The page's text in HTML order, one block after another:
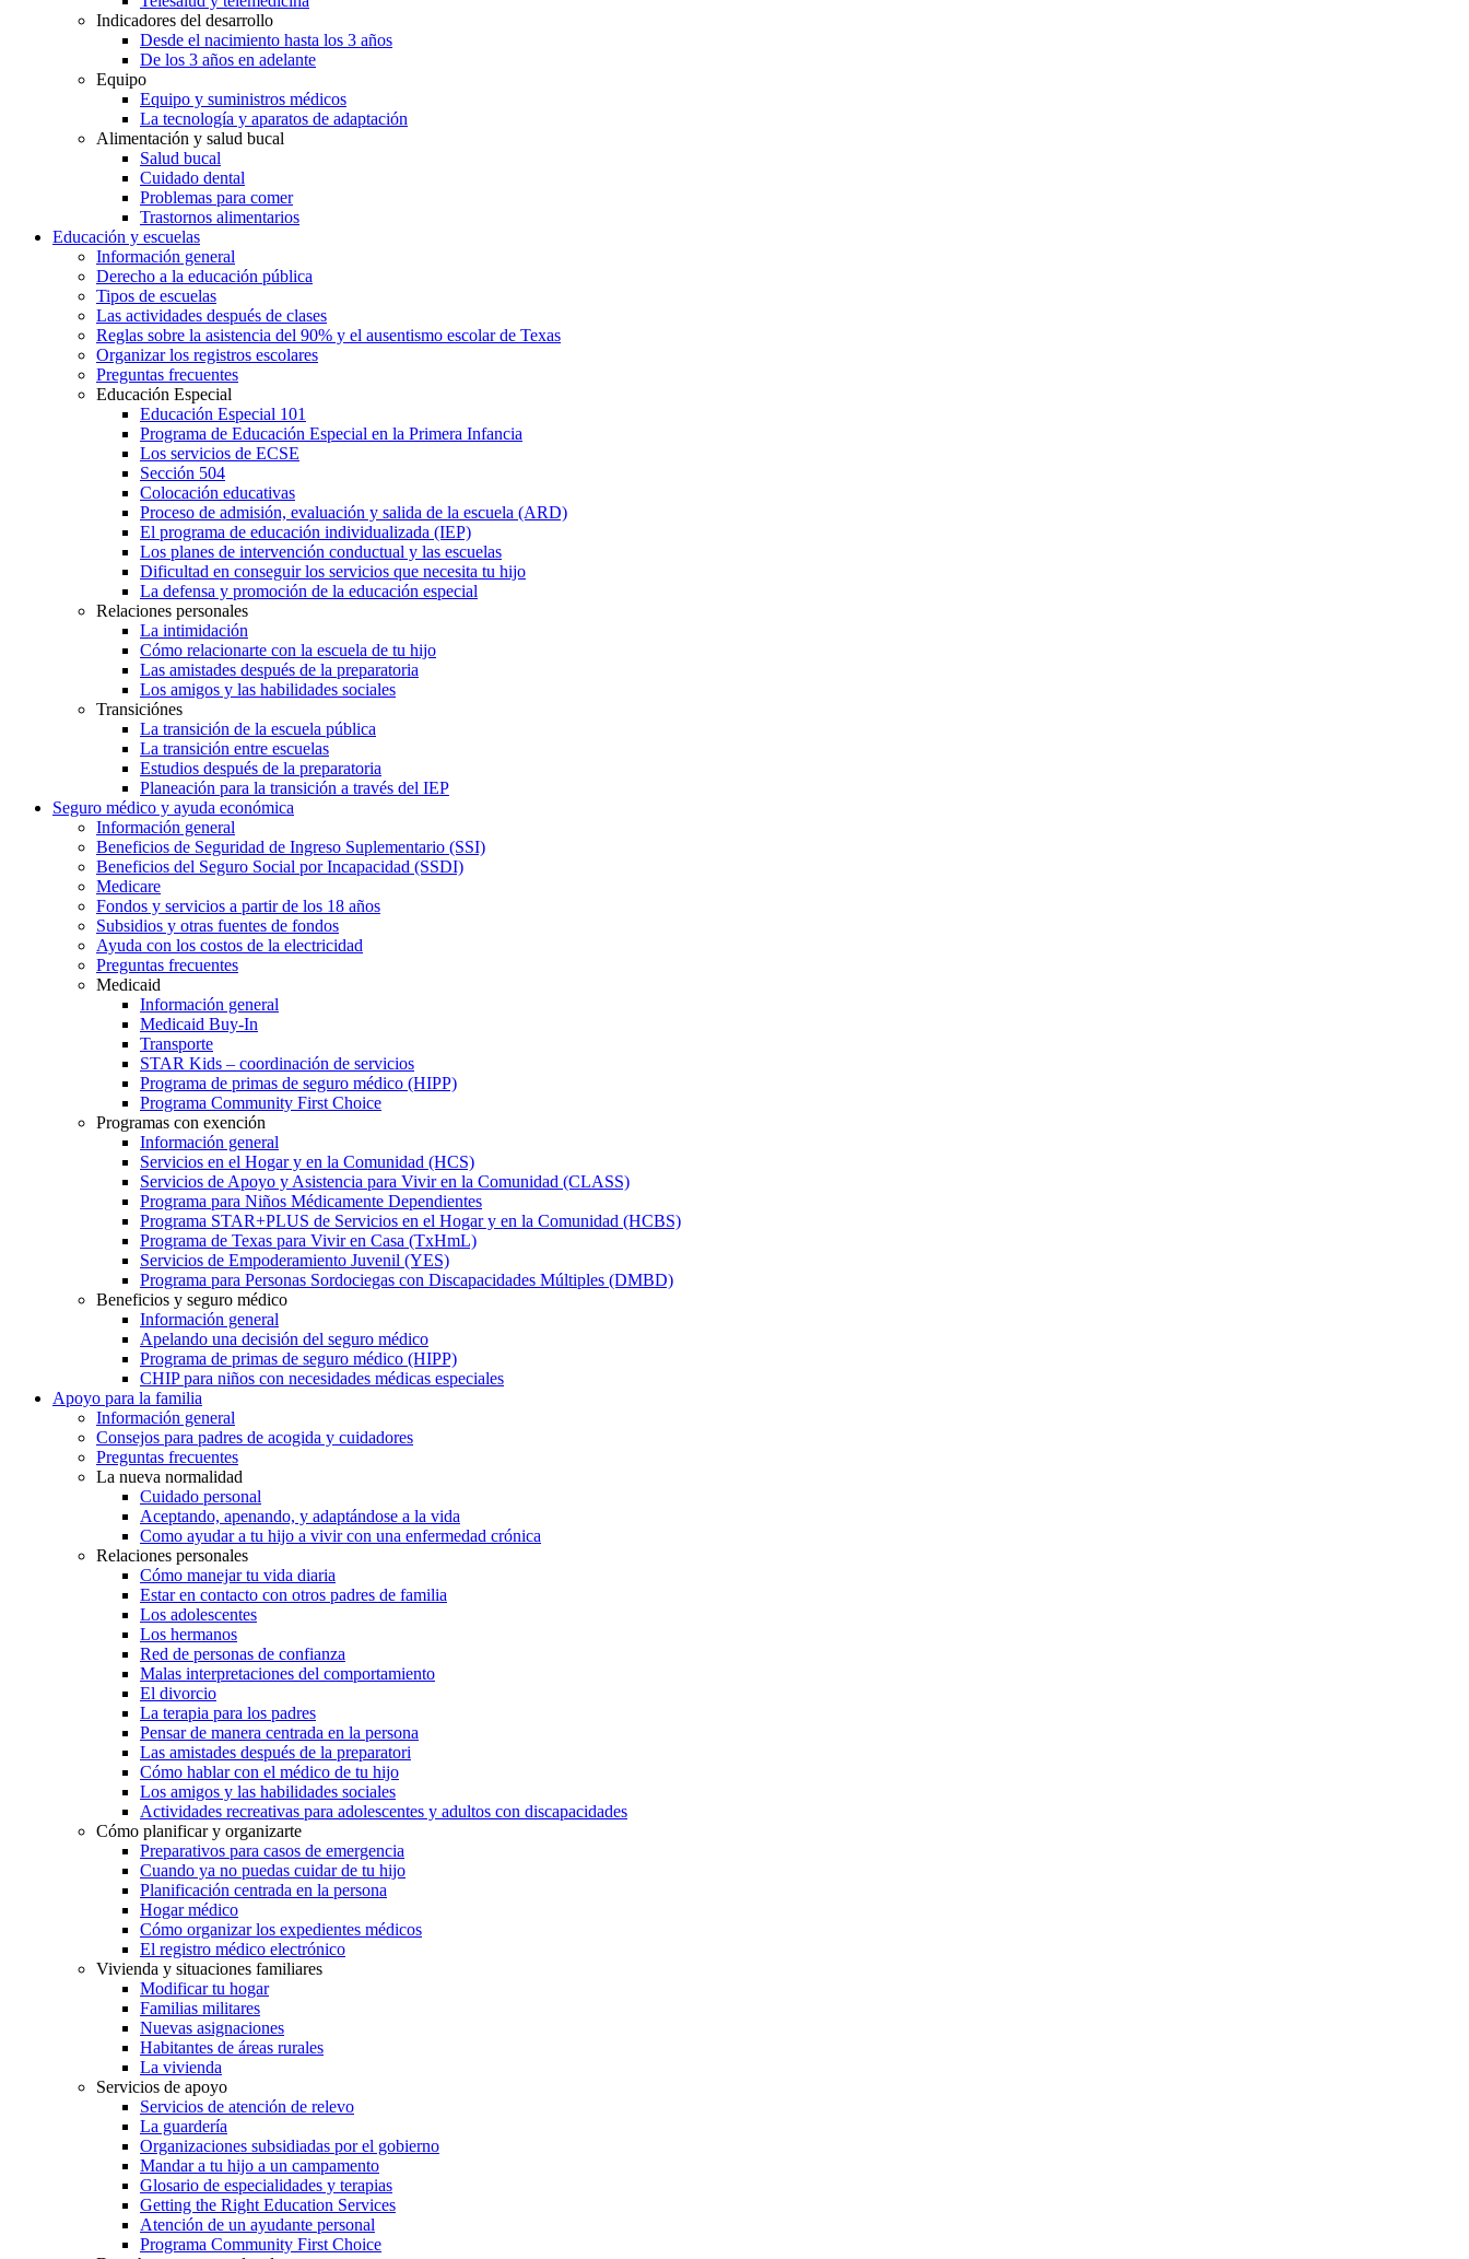
Indicadores del desarrollo
Desde el nacimiento hasta los 3 años
De los 3 años en adelante
Equipo
Equipo y suministros médicos
La tecnología y aparatos de adaptación
Alimentación y salud bucal
Salud bucal
Cuidado dental
Problemas para comer
Trastornos alimentarios
Educación y escuelas
Información general
Derecho a la educación pública
Tipos de escuelas
Las actividades después de clases
Reglas sobre la asistencia del 90% y el ausentismo escolar de Texas
Organizar los registros escolares
Preguntas frecuentes
Educación Especial
Educación Especial 101
Programa de Educación Especial en la Primera Infancia
Los servicios de ECSE
Sección 504
Colocación educativas
Proceso de admisión, evaluación y salida de la escuela (ARD)
El programa de educación individualizada (IEP)
Los planes de intervención conductual y las escuelas
Dificultad en conseguir los servicios que necesita tu hijo
La defensa y promoción de la educación especial
Relaciones personales
La intimidación
Cómo relacionarte con la escuela de tu hijo
Las amistades después de la preparatoria
Los amigos y las habilidades sociales
Transiciónes
La transición de la escuela pública
La transición entre escuelas
Estudios después de la preparatoria
Planeación para la transición a través del IEP
Seguro médico y ayuda económica
Información general
Beneficios de Seguridad de Ingreso Suplementario (SSI)
Beneficios del Seguro Social por Incapacidad (SSDI)
Medicare
Fondos y servicios a partir de los 18 años
Subsidios y otras fuentes de fondos
Ayuda con los costos de la electricidad
Preguntas frecuentes
Medicaid
Información general
Medicaid Buy-In
Transporte
STAR Kids – coordinación de servicios
Programa de primas de seguro médico (HIPP)
Programa Community First Choice
Programas con exención
Información general
Servicios en el Hogar y en la Comunidad (HCS)
Servicios de Apoyo y Asistencia para Vivir en la Comunidad (CLASS)
Programa para Niños Médicamente Dependientes
Programa STAR+PLUS de Servicios en el Hogar y en la Comunidad (HCBS)
Programa de Texas para Vivir en Casa (TxHmL)
Servicios de Empoderamiento Juvenil (YES)
Programa para Personas Sordociegas con Discapacidades Múltiples (DMBD)
Beneficios y seguro médico
Información general
Apelando una decisión del seguro médico
Programa de primas de seguro médico (HIPP)
CHIP para niños con necesidades médicas especiales
Apoyo para la familia
Información general
Consejos para padres de acogida y cuidadores
Preguntas frecuentes
La nueva normalidad
Cuidado personal
Aceptando, apenando, y adaptándose a la vida
Como ayudar a tu hijo a vivir con una enfermedad crónica
Relaciones personales
Cómo manejar tu vida diaria
Estar en contacto con otros padres de familia
Los adolescentes
Los hermanos
Red de personas de confianza
Malas interpretaciones del comportamiento
El divorcio
La terapia para los padres
Pensar de manera centrada en la persona
Las amistades después de la preparatori
Cómo hablar con el médico de tu hijo
Los amigos y las habilidades sociales
Actividades recreativas para adolescentes y adultos con discapacidades
Cómo planificar y organizarte
Preparativos para casos de emergencia
Cuando ya no puedas cuidar de tu hijo
Planificación centrada en la persona
Hogar médico
Cómo organizar los expedientes médicos
El registro médico electrónico
Vivienda y situaciones familiares
Modificar tu hogar
Familias militares
Nuevas asignaciones
Habitantes de áreas rurales
La vivienda
Servicios de apoyo
Servicios de atención de relevo
La guardería
Organizaciones subsidiadas por el gobierno
Mandar a tu hijo a un campamento
Glosario de especialidades y terapias
Getting the Right Education Services
Atención de un ayudante personal
Programa Community First Choice